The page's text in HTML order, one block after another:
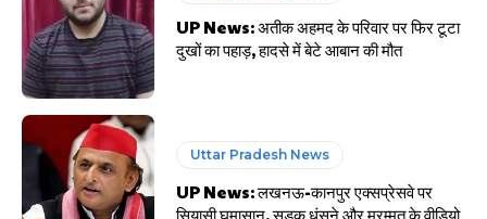
UP News: अतीक अहमद के परिवार पर फिर टूटा
दुखों का पहाड़, हादसे में बेटे आबान की मौत
Uttar Pradesh News
UP News: लखनऊ-कानपुर एक्सप्रेसवे पर
सियासी घमासान, सड़क धंसने और मरम्मत के वीडियो